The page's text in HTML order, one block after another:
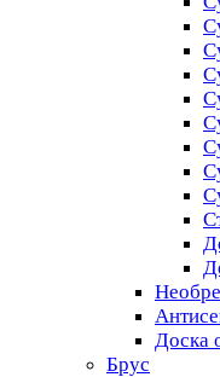
Доска
Брус